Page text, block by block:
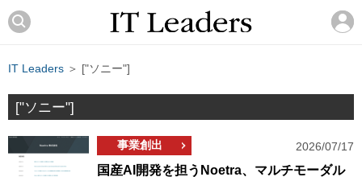
IT Leaders ＞ ["ソニー"]
["ソニー"]
事業創出 2026/07/17
国産AI開発を担うNoetra、マルチモーダル